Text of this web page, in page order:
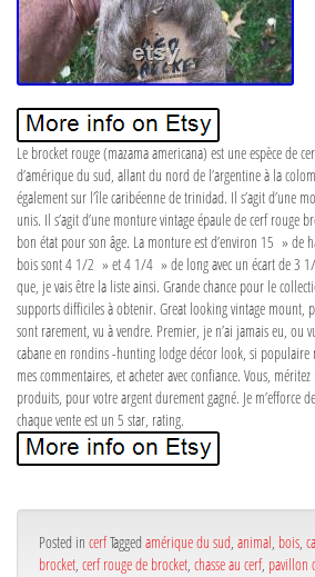
Le brocket rouge (mazama americana) est une espèce de
d’amérique du sud, allant du nord de l’argentine à la
également sur l’île caribéenne de trinidad. Il s’agit d’une
unis. Il s’agit d’une monture vintage épaule de cerf rouge
bon état pour son âge. La monture est d’environ 15 »
bois sont 4 1/2 » et 4 1/4 » de long avec un écart de 3 1/
que, je vais être la liste ainsi. Grande chance pour le
supports difficiles à obtenir. Great looking vintage mount,
sont rarement, vu à vendre. Premier, je n’ai jamais eu, ou
cabane en rondins -hunting lodge décor look, si populaire
mes commentaires, et acheter avec confiance. Vous,
produits, pour votre argent durement gagné. Je m’efforce
chaque vente est un 5 star, rating.
Posted in cerfTagged amérique du sud, animal, bois,
brocket, cerf rouge de brocket, chasse au cerf, pavillon